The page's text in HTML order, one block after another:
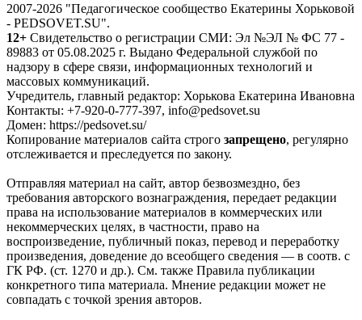
2007-2026 "Педагогическое сообщество Екатерины Хорьковой
- PEDSOVET.SU".
12+ Свидетельство о регистрации СМИ: Эл №ЭЛ № ФС 77 -
89883 от 05.08.2025 г. Выдано Федеральной службой по
надзору в сфере связи, информационных технологий и
массовых коммуникаций.
Учредитель, главный редактор: Хорькова Екатерина Ивановна
Контакты: +7-920-0-777-397, info@pedsovet.su
Домен: https://pedsovet.su/
Копирование материалов сайта строго запрещено, регулярно
отслеживается и преследуется по закону.
Отправляя материал на сайт, автор безвозмездно, без
требования авторского вознаграждения, передает редакции
права на использование материалов в коммерческих или
некоммерческих целях, в частности, право на
воспроизведение, публичный показ, перевод и переработку
произведения, доведение до всеобщего сведения — в соотв. с
ГК РФ. (ст. 1270 и др.). См. также Правила публикации
конкретного типа материала. Мнение редакции может не
совпадать с точкой зрения авторов.